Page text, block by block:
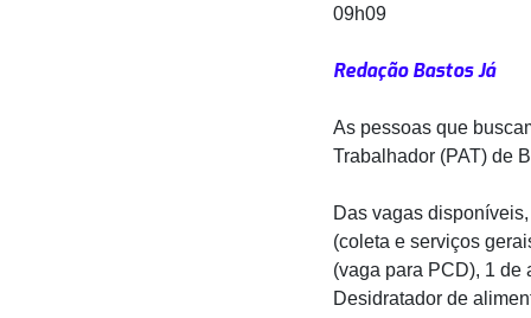
09h09
Redação Bastos Já
As pessoas que
Trabalhador (PAT) de
Das vagas
(coleta e serviços
(vaga para PCD), 1 de
Desidratador de